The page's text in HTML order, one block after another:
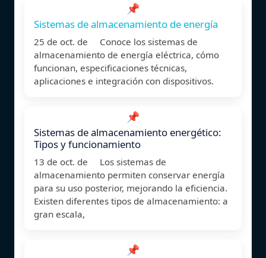
📌
Sistemas de almacenamiento de energía
25 de oct. de Conoce los sistemas de
almacenamiento de energía eléctrica, cómo
funcionan, especificaciones técnicas,
aplicaciones e integración con dispositivos.
📌
Sistemas de almacenamiento energético:
Tipos y funcionamiento
13 de oct. de Los sistemas de
almacenamiento permiten conservar energía
para su uso posterior, mejorando la eficiencia.
Existen diferentes tipos de almacenamiento: a
gran escala,
📌